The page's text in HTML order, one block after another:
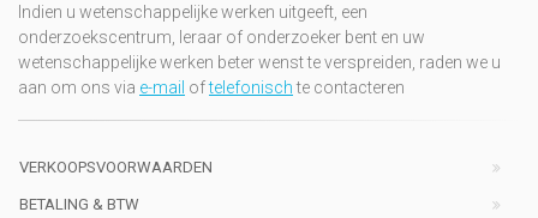
Indien u wetenschappelijke werken uitgeeft, een
onderzoekscentrum, leraar of onderzoeker bent en uw
wetenschappelijke werken beter wenst te verspreiden, raden we u
aan om ons via e-mail oftelefonischte contacteren
VERKOOPSVOORWAARDEN
BETALING & BTW